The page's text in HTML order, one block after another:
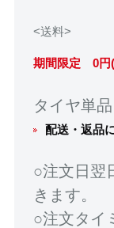
<送料>
期間限定 0円
タイヤ単
配送・返品
○注文日翌
きます。
○注文タイ